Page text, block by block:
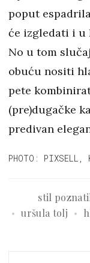
poput
će izgledati i u
No u tom
obuću nositi
pete
(pre)dugačke
predivan
PHOTO: PIXSELL,
stil
uršula tolj